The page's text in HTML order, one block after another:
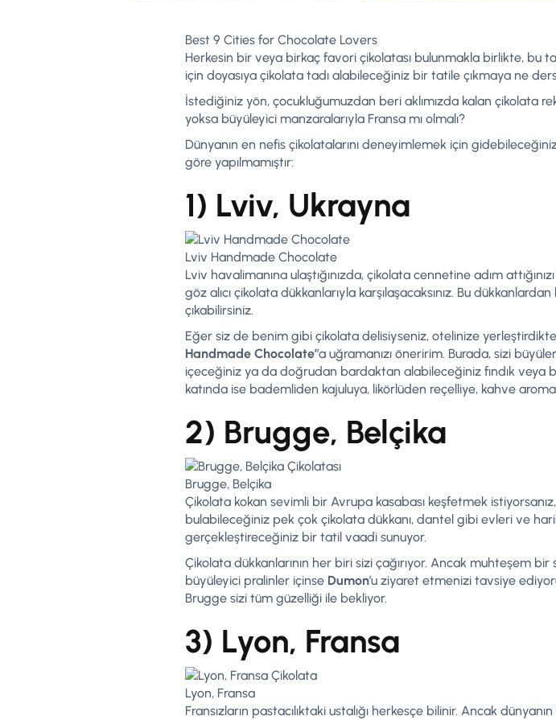
Best 9 Cities for Chocolate Lovers
Herkesin bir veya birkaç favori çikolatası bulunmakla birlikte, bu
için doyasıya çikolata tadı alabileceğiniz bir tatile çıkmaya ne
İstediğiniz yön, çocukluğumuzdan beri aklımızda kalan çikolata
yoksa büyüleyici manzaralarıyla Fransa mı olmalı?
Dünyanın en nefis çikolatalarını deneyimlemek için
göre yapılmamıştır:
1) Lviv, Ukrayna
Lviv Handmade Chocolate
Lviv havalimanına ulaştığınızda, çikolata cennetine adım
göz alıcı çikolata dükkanlarıyla karşılaşacaksınız. Bu
çıkabilirsiniz.
Eğer siz de benim gibi çikolata delisiyseniz, otelinize
Handmade Chocolate’’a uğramanızı öneririm. Burada, sizi
içeceğiniz ya da doğrudan bardaktan alabileceğiniz fındık veya
katında ise bademliden kajuluya, likörlüden reçelliye, kahve
2) Brugge, Belçika
Brugge, Belçika
Çikolata kokan sevimli bir Avrupa kasabası keşfetmek
bulabileceğiniz pek çok çikolata dükkanı, dantel gibi evleri ve
gerçekleştireceğiniz bir tatil vaadi sunuyor.
Çikolata dükkanlarının her biri sizi çağırıyor. Ancak muhteşem
büyüleyici pralinler içinse Dumon’u ziyaret etmenizi tavsiye
Brugge sizi tüm güzelliği ile bekliyor.
3) Lyon, Fransa
Lyon, Fransa
Fransızların pastacılıktaki ustalığı herkesçe bilinir. Ancak